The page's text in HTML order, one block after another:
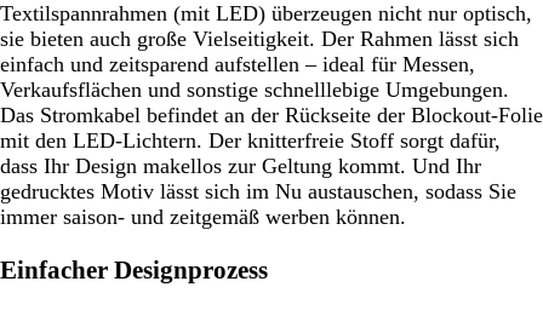
Textilspannrahmen (mit LED) überzeugen nicht nur optisch,
sie bieten auch große Vielseitigkeit. Der Rahmen lässt sich
einfach und zeitsparend aufstellen – ideal für Messen,
Verkaufsflächen und sonstige schnelllebige Umgebungen.
Das Stromkabel befindet an der Rückseite der Blockout-Folie
mit den LED-Lichtern. Der knitterfreie Stoff sorgt dafür,
dass Ihr Design makellos zur Geltung kommt. Und Ihr
gedrucktes Motiv lässt sich im Nu austauschen, sodass Sie
immer saison- und zeitgemäß werben können.
Einfacher Designprozess